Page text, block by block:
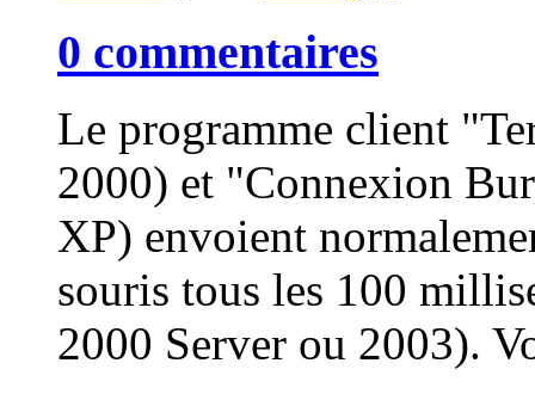
0 commentaires
Le programme client
2000) et "Connexion
XP) envoient
souris tous les 100
2000 Server ou 2003).